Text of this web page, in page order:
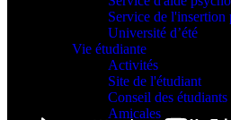
Service de l'insertion
Université d’été
Vie étudiante
Activités
Site de l'étudiant
Conseil des étudiants
Amicales